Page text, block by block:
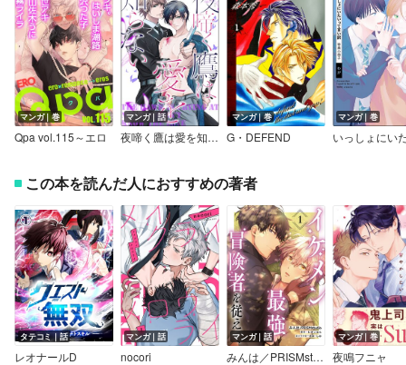
マンガ｜巻
Qpa vol.115～エロ
マンガ｜話
夜啼く鷹は愛を知らない（分冊版）
マンガ｜巻
G・DEFEND
マンガ｜巻
この本を読んだ人におすすめの著者
タテコミ｜話
レオナールD
マンガ｜話
nocori
マンガ｜話
みんは／PRISMstudio
マンガ｜巻
夜鳴フニャ